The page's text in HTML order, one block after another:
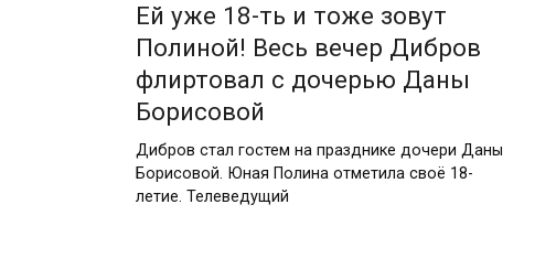
Ей уже 18-ть и тоже зовут
Полиной! Весь вечер Дибров
флиртовал с дочерью Даны
Борисовой
Дибров стал гостем на празднике дочери Даны
Борисовой. Юная Полина отметила своё 18-
летие. Телеведущий